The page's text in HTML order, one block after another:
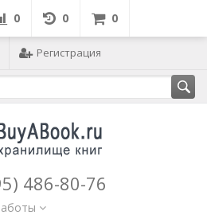
0 0 0
Регистрация
486-80-76